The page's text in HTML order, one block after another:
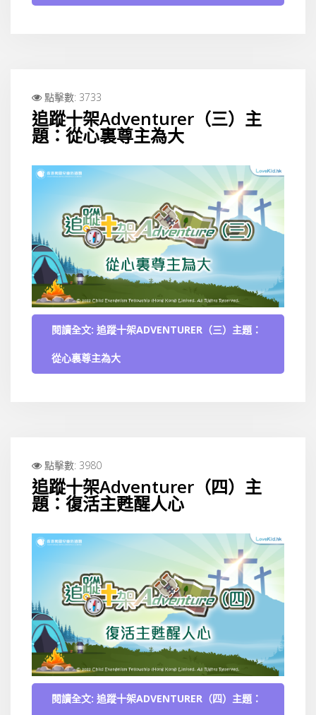
點擊數: 3733
追蹤十架Adventurer（三）主
題：從心裏尊主為大
閱讀全文: 追蹤十架ADVENTURER（三）主題：
從心裏尊主為大
點擊數: 3980
追蹤十架Adventurer（四）主
題：復活主甦醒人心
閱讀全文: 追蹤十架ADVENTURER（四）主題：